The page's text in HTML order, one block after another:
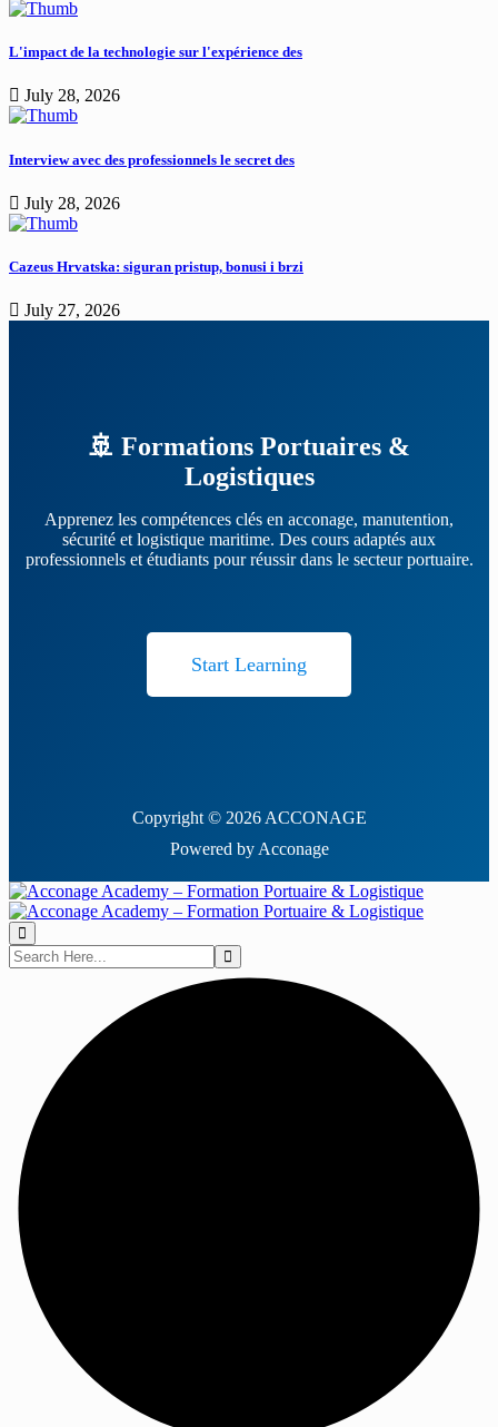
L'impact de la technologie sur l'expérience des
July 28, 2026
Interview avec des professionnels le secret des
July 28, 2026
Cazeus Hrvatska: siguran pristup, bonusi i brzi
July 27, 2026
🚢 Formations Portuaires &
Logistiques
Apprenez les compétences clés en acconage, manutention,
sécurité et logistique maritime. Des cours adaptés aux
professionnels et étudiants pour réussir dans le secteur portuaire.
Start Learning
Copyright © 2026 ACCONAGE
Powered by Acconage